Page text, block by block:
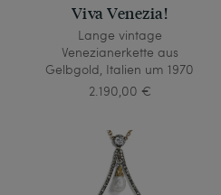
Viva Venezia!
Lange vintage
Venezianerkette aus
Gelbgold, Italien um 1970
2.190,00 €